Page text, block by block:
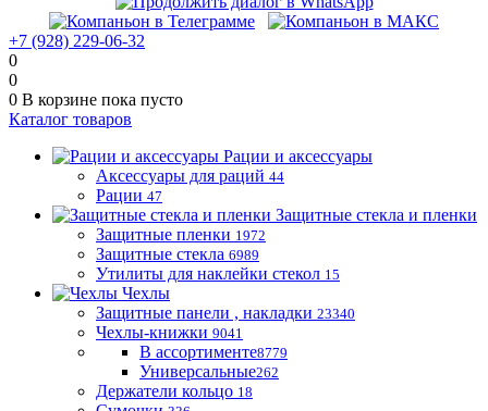
+7 (928) 229-06-32
0
0
0 В корзине пока пусто
Каталог товаров
Рации и аксессуары
Аксессуары для раций 44
Рации 47
Защитные стекла и пленки
Защитные пленки 1972
Защитные стекла 6989
Утилиты для наклейки стекол 15
Чехлы
Защитные панели , накладки 23340
Чехлы-книжки 9041
В ассортименте8779
Универсальные262
Держатели кольцо 18